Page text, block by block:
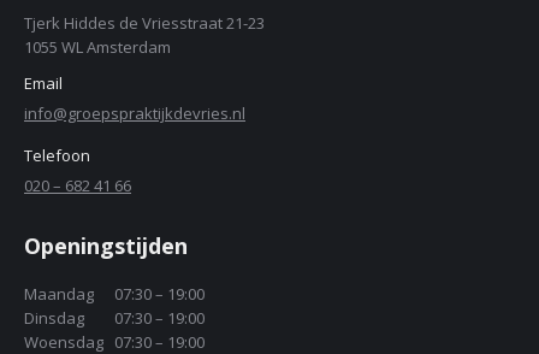
Tjerk Hiddes de Vriesstraat 21-23
1055 WL Amsterdam
Email
info@groepspraktijkdevries.nl
Telefoon
020 – 682 41 66
Openingstijden
Maandag
07:30 – 19:00
Dinsdag
07:30 – 19:00
Woensdag 07:30 – 19:00